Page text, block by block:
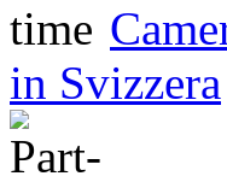
in Svizzera